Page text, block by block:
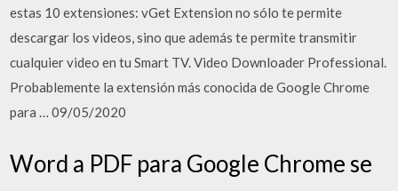
estas 10 extensiones: vGet Extension no sólo te permite
descargar los videos, sino que además te permite transmitir
cualquier video en tu Smart TV. Video Downloader Professional.
Probablemente la extensión más conocida de Google Chrome
para … 09/05/2020
Word a PDF para Google Chrome se